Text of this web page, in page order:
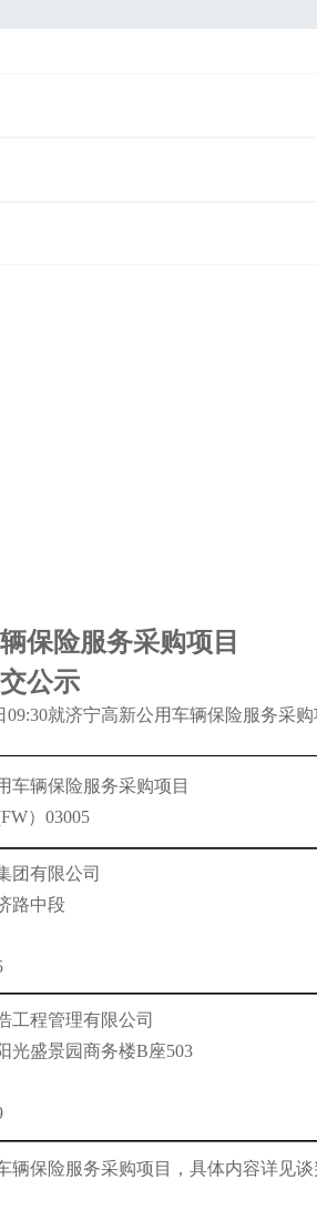
保险服务采购项目
公示
09:30就济宁高新公用车辆保险服务采购
车辆保险服务采购项目
）03005
团有限公司
路中段
工程管理有限公司
光盛景园商务楼B座503
辆保险服务采购项目，具体内容详见